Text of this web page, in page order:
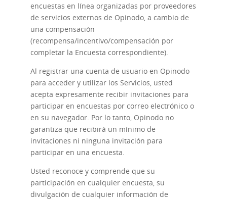
encuestas en línea organizadas por proveedores
de servicios externos de Opinodo, a cambio de
una compensación
(recompensa/incentivo/compensación por
completar la Encuesta correspondiente).
Al registrar una cuenta de usuario en Opinodo
para acceder y utilizar los Servicios, usted
acepta expresamente recibir invitaciones para
participar en encuestas por correo electrónico o
en su navegador. Por lo tanto, Opinodo no
garantiza que recibirá un mínimo de
invitaciones ni ninguna invitación para
participar en una encuesta.
Usted reconoce y comprende que su
participación en cualquier encuesta, su
divulgación de cualquier información de